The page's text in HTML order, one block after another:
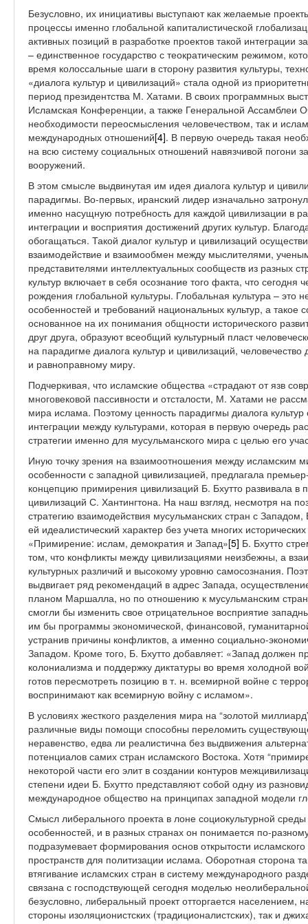
Безусловно, их инициативы выступают как желаемые
процессы именно глобальной капиталистической
активных позиций в разработке проектов такой
– единственное государство с теократическим режимом,
время колоссальные шаги в сторону развития культуры,
«диалога культур и цивилизаций» стала одной из
период президентства М. Хатами. В своих программных
Исламская Конференции, а также Генеральной Ассамблеи
необходимости переосмысления человечеством, так и
международных отношений[4]. В первую очередь такая
на всю систему социальных отношений навязчивой погони
вооружений.
В этом смысле выдвинутая им идея диалога культур и
парадигмы. Во-первых, иранский лидер изначально
именно насущную потребность для каждой цивилизации в
интеграции и восприятия достижений других культур.
обогащаться. Такой диалог культур и цивилизаций
взаимодействие и взаимообмен между мыслителями,
представителями интеллектуальных сообществ из разных
культур включает в себя осознание того факта, что сегодня
рождения глобальной культуры. Глобальная культура – это
особенностей и требований национальных культур, а
основанное на их понимания общности исторического
друг друга, образуют всеобщий культурный пласт
на парадигме диалога культур и цивилизаций,
и равноправному миру.
Подчеркивая, что исламские общества «страдают от язв
многовековой пассивности и отсталости, М. Хатами не
мира ислама. Поэтому ценность парадигмы диалога
интеграции между культурами, которая в первую очередь
стратегии именно для мусульманского мира с целью его
Иную точку зрения на взаимоотношения между исламским
особенности с западной цивилизацией, предлагала
концепцию примирения цивилизаций Б. Бхутто развивала в
цивилизаций С. Хантингтона. На наш взгляд, несмотря на
стратегию взаимодействия мусульманских стран с
ей идеалистический характер без учета многих
«Примирение: ислам, демократия и Запад»[5] Б. Бхутто
том, что конфликты между цивилизациями неизбежны, а
культурных различий и высокому уровню самосознания.
выдвигает ряд рекомендаций в адрес Запада,
планом Маршалла, но по отношению к мусульманским
смогли бы изменить свое отрицательное восприятие
им бы программы экономической, финансовой,
устранив причины конфликтов, а именно социально-
Западом. Кроме того, Б. Бхутто добавляет: «Запад должен
колониализма и поддержку диктатуры во время холодной
готов пересмотреть позицию в т. н. всемирной войне с
воспринимают как всемирную войну с исламом».
В условиях жесткого разделения мира на “золотой
различные виды помощи способны переломить
неравенство, едва ли реалистична без выдвижения
потенциалов самих стран исламского Востока. Хотя
некоторой части его элит в создании контуров
степени идеи Б. Бхутто представляют собой одну из
международное общество на принципах западной модели
Смысл либерального проекта в лоне социокультурной
особенностей, и в разных странах он понимается по-
подразумевает формирования основ открытости
пространств для политизации ислама. Оборотная сторона
втягивание исламских стран в систему международного
связана с господствующей сегодня моделью
безусловно, либеральный проект отторгается населением,
стороны изоляционистских (традиционалистских), так и